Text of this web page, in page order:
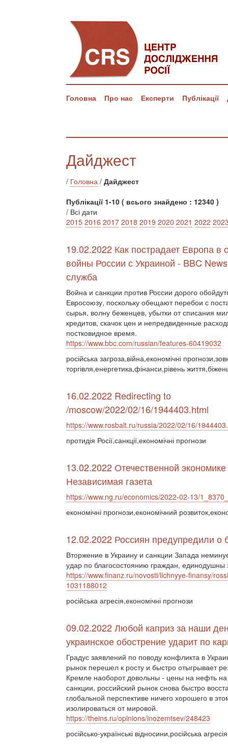
Головна Про нас Експерти Публікації
Дайджест
/ Головна / Дайджест
Публікації 1-10 ( всього знайдено : 12340 )
/ Всі дати
2015 2016 2017 2018 2019 2020 2021 2022
19.02.2022 Как пострадает Европа в
войны России с Украиной - BBC
служба
Война и санкции против России дорого
Евросоюзу, поскольку обещают перебои с
сырья, волну беженцев, убытки от списания
кредитов, скачок цен и непредвиденные
постковидное время.
https://www.bbc.com/russian/features-60419032
російська загроза,війна,економічні
торгівля,енергетика,фінанси,рівень
16.02.2022 Redirecting to
/moscow/2022/02/16/1944403.html
https://www.rosbalt.ru/russia/2022/02/16/
протидія Росії,санкції,економічні прогнози
13.02.2022 Отечественной
Независимая газета
https://www.ng.ru/economics/2022-02-13/
економічні прогнози,економічний
12.02.2022 Россиян предупредили о
Вторжение в Украину и санкции Запада
удар по благосостоянию граждан, единодушны
https://www.finanz.ru/novosti/lichnyye-finansy/
1031188012
російська агресія,економічні прогнози
09.02.2022 Любой каприз за наши
украинское обострение ударит по
Градус заявлений по поводу конфликта в
рынок перешел к росту и быстро отыгрывает
Кремле наоборот довольны - цены на нефть
санкции, российский рынок снова быстро
глобальной перспективе ничего хорошего в
изолироваться от мировой.
https://theins.ru/opinions/inozemtsev/248423
російсько-українські відносини,російська